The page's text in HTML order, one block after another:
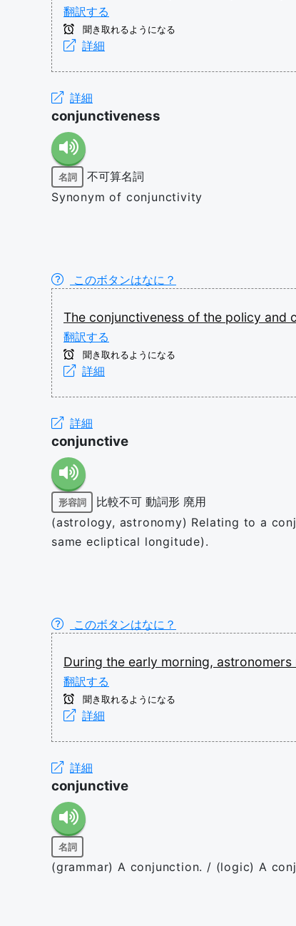
翻訳する
聞き取れるようになる
詳細
詳細
conjunctiveness
名詞
不可算名詞
Synonym of conjunctivity
このボタンはなに？
The conjunctiveness of the policy and
翻訳する
聞き取れるようになる
詳細
詳細
conjunctive
形容詞 比較不可 動詞形 廃用
(astrology, astronomy) Relating to a
same ecliptical longitude).
このボタンはなに？
During the early morning, astronomers
翻訳する
聞き取れるようになる
詳細
詳細
conjunctive
名詞
(grammar) A conjunction. / (logic) A